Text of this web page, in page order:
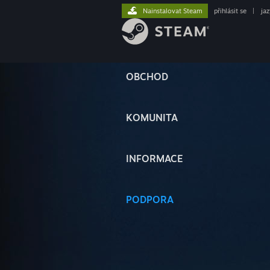
OBCHOD
KOMUNITA
INFORMACE
PODPORA
Nainstalovat Steam přihlásit se